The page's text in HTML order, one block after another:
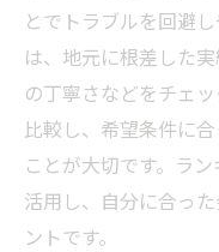
住みやすさ
不動産会社
不動産売買
性
中古一戸建
スーモなど
とでトラブルを回避
は、地元に根差した
の丁寧さなどをチェ
比較し、希望条件に
ことが大切です。ラ
活用し、自分に合っ
ントです。